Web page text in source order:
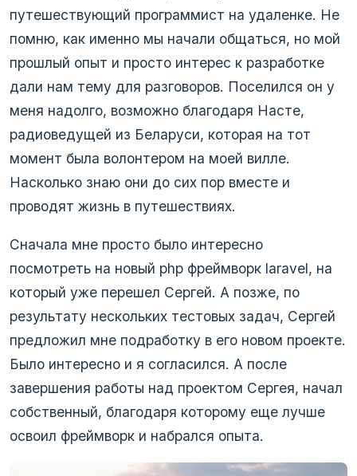
путешествующий программист на удаленке. Не
помню, как именно мы начали общаться, но мой
прошлый опыт и просто интерес к разработке
дали нам тему для разговоров. Поселился он у
меня надолго, возможно благодаря Насте,
радиоведущей из Беларуси, которая на тот
момент была волонтером на моей вилле.
Насколько знаю они до сих пор вместе и
проводят жизнь в путешествиях.
Сначала мне просто было интересно
посмотреть на новый php фреймворк laravel, на
который уже перешел Сергей. А позже, по
результату нескольких тестовых задач, Сергей
предложил мне подработку в его новом проекте.
Было интересно и я согласился. А после
завершения работы над проектом Сергея, начал
собственный, благодаря которому еще лучше
освоил фреймворк и набрался опыта.